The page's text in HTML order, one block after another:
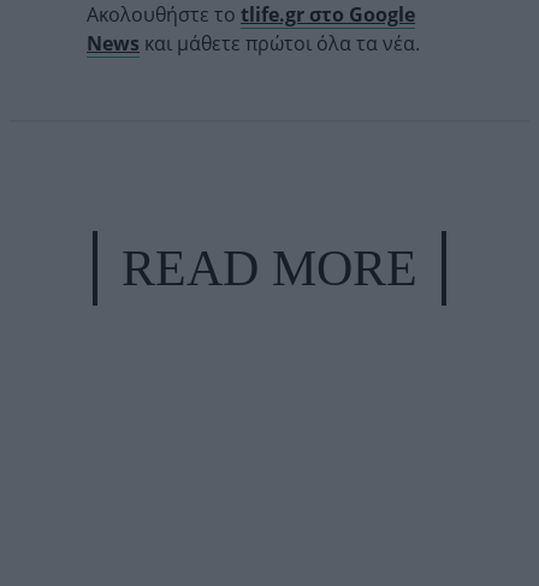
Ακολουθήστε το tlife.gr στο Google
News και μάθετε πρώτοι όλα τα νέα.
READ MORE